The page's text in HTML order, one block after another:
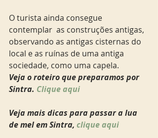
O turista ainda consegue
contemplar  as construções antigas,
observando as antigas cisternas do
local e as ruínas de uma antiga
sociedade, como uma capela.
Veja o roteiro que preparamos por
Sintra. Clique aqui
Veja mais dicas para passar a lua
de mel em Sintra, clique aqui